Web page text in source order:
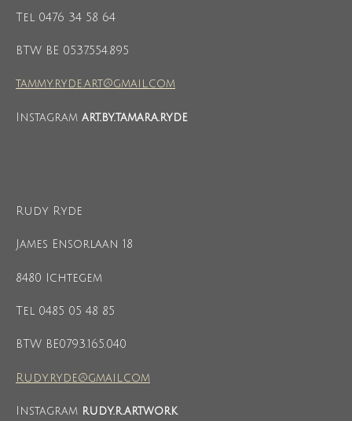
Tel 0476 34 58 64
BTW BE 0537.554.895
tammy.ryde.art@gmail.com
Instagram art.by.tamara.ryde
Rudy Ryde
James Ensorlaan 18
8480 Ichtegem
Tel 0485 05 48 85
BTW BE0793.165.040
Rudy.ryde@gmail.com
Instagram rudy.r.artwork